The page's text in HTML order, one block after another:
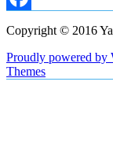
Copyright © 2016
Proudly powered by
Themes